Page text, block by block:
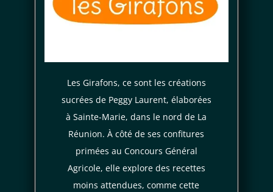
Les Girafons, ce sont les créations
sucrées de Peggy Laurent, élaborées
à Sainte-Marie, dans le nord de La
Réunion. À côté de ses confitures
primées au Concours Général
Agricole, elle explore des recettes
moins attendues, comme cette
promotionnelles. Consultez notre politique de
confidentialité.